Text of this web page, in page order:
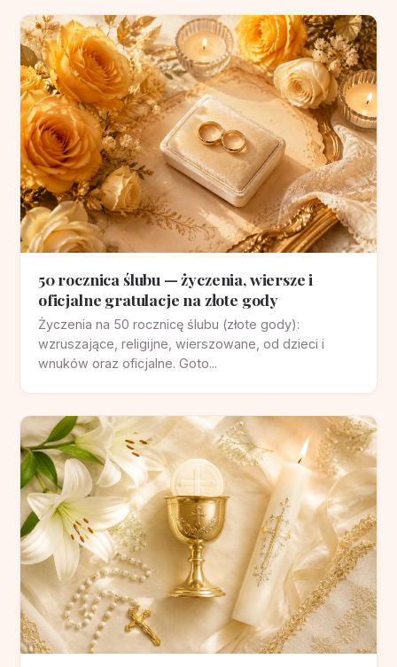
50 rocznica ślubu — życzenia, wiersze i
oficjalne gratulacje na złote gody
Życzenia na 50 rocznicę ślubu (złote gody):
wzruszające, religijne, wierszowane, od dzieci i
wnuków oraz oficjalne. Goto...